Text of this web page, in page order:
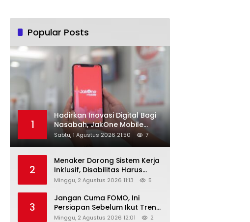
Popular Posts
1
Hadirkan Inovasi Digital Bagi
Nasabah, JakOne Mobile
Antar Bank Jakarta Sukses
Raih Digital Excellence
Sabtu, 1 Agustus 2026 21:50 7
2
Menaker Dorong Sistem Kerja
Inklusif, Disabilitas Harus
Dapat Kesempatan Setara
Minggu, 2 Agustus 2026 11:13 5
3
Jangan Cuma FOMO, Ini
Persiapan Sebelum Ikut Tren
Hyrox
Minggu, 2 Agustus 2026 12:01 2